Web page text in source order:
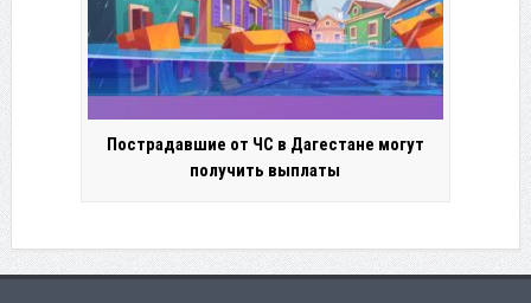
Пострадавшие от ЧС в Дагестане могут
получить выплаты